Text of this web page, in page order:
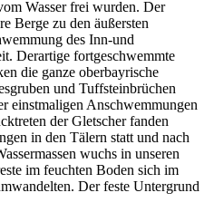
Wasser frei wurden. Der
Berge zu den äußersten
des Inn-und
Derartige fortgeschwemmte
die ganze oberbayrische
und Tuffsteinbrüchen
einstmaligen Anschwemmungen
der Gletscher fanden
in den Tälern statt und nach
wuchs in unseren
im feuchten Boden sich im
Der feste Untergrund